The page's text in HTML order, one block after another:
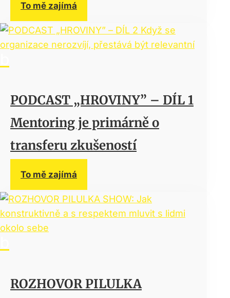
To mě zajímá
PODCAST „HROVINY” – DÍL 1
Mentoring je primárně o
transferu zkušeností
To mě zajímá
ROZHOVOR PILULKA